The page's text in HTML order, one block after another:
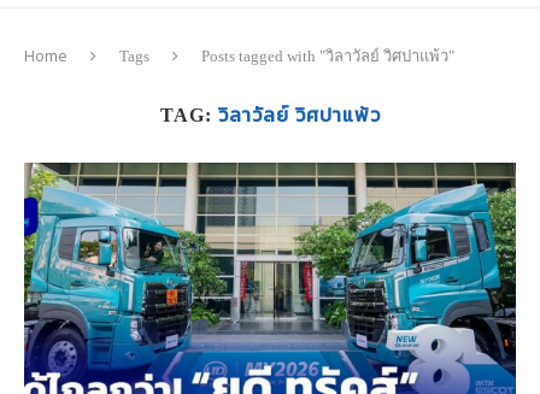
Home Tags Posts tagged with "วิลาวัลย์ วิศปาแพ้ว"
TAG: วิลาวัลย์ วิศปาแพ้ว